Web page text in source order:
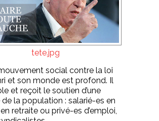
tete.jpg
social contre la loi
et son monde est profond. Il
et reçoit le soutien d’une
la population : salarié-es en
retraite ou privé-es d’emploi,